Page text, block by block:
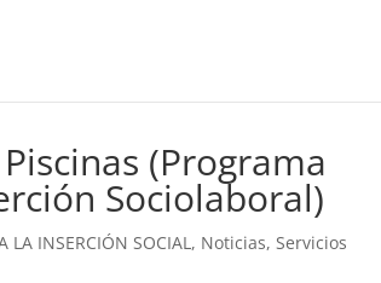
(Programa
Sociolaboral)
LA INSERCIÓN SOCIAL, Noticias,Servicios